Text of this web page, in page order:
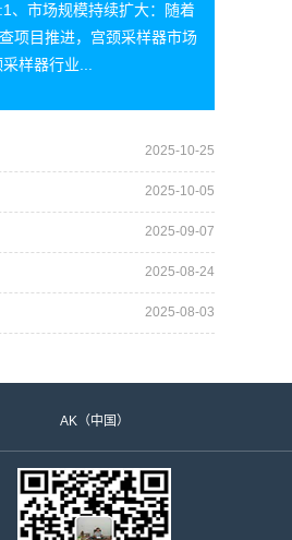
、市场规模持续扩大：随着
项目推进，宫颈采样器市场
样器行业...
2025-10-25
2025-10-05
2025-09-07
2025-08-24
2025-08-03
AK（中国）